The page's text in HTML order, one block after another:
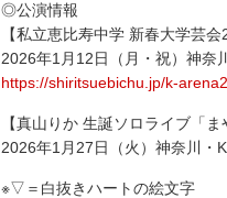
◎公演情報
【私立恵比寿中学 新春大学芸
2026年1月12日（月・祝）神奈
https://shiritsuebichu.jp/k-
【真山りか 生誕ソロライブ「
2026年1月27日（火）神奈川・
※▽＝白抜きハートの絵文字